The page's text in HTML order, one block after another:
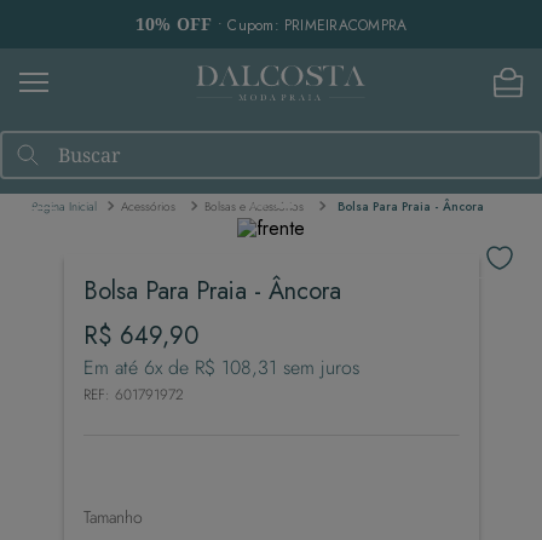
10% OFF • Cupom: PRIMEIRACOMPRA
Buscar
Acessórios Bolsas e Acessórios Bolsa Para Praia - Âncora
Bolsa Para Praia - Âncora
R$ 649,90
Em até 6x de R$ 108,31 sem juros
REF: 601791972
Tamanho